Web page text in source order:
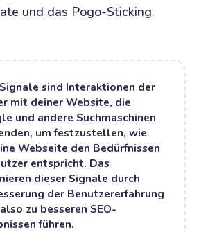
und das Pogo-Sticking.
sind Interaktionen der
mit deiner Website, die
und andere Suchmaschinen
um festzustellen, wie
Webseite den Bedürfnissen
entspricht. Das
dieser Signale durch
der Benutzererfahrung
zu besseren SEO-
führen.